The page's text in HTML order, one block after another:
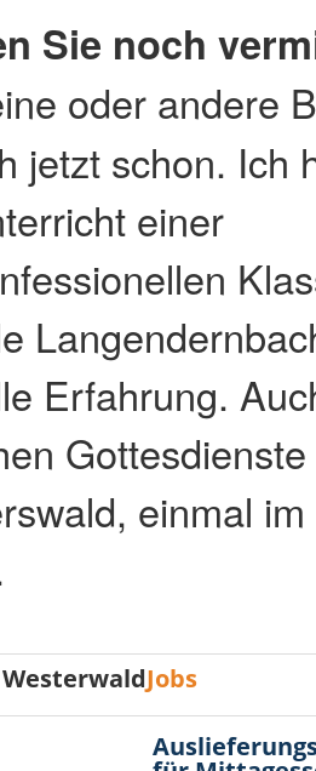
Sie noch
oder andere
jetzt schon. Ich
einer
Erfahrung.
einmal
WesterwaldJobs